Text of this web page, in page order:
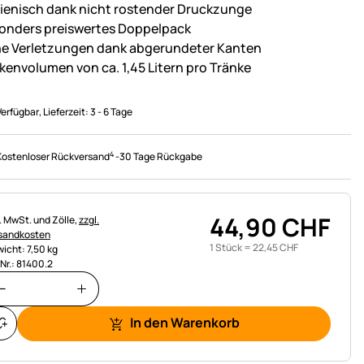
dank nicht rostender Druckzunge
preiswertes Doppelpack
Verletzungen dank abgerundeter Kanten
von ca. 1,45 Litern pro Tränke
, Lieferzeit:3 - 6 Tage
Rückversand4-30 Tage Rückgabe
MwSt. und Zölle,zzgl.
7,50 kg
81400.2
44,90 CHF
1 Stück =22,45CHF
In den Warenkorb